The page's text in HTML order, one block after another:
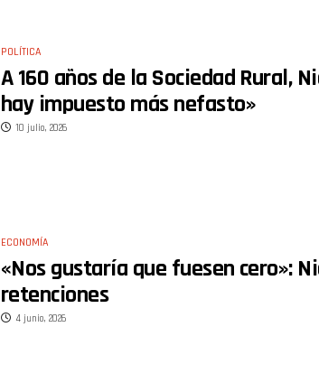
POLÍTICA
A 160 años de la Sociedad Rural,
hay impuesto más nefasto»
10 julio, 2026
ECONOMÍA
«Nos gustaría que fuesen cero»:
retenciones
4 junio, 2026